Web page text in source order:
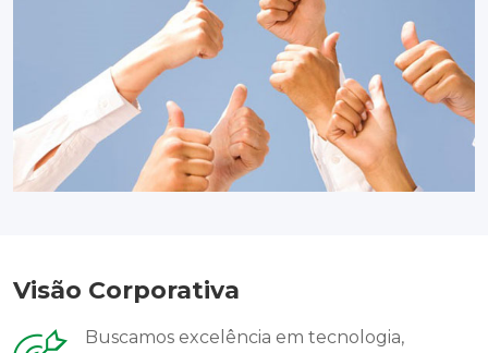
Visão Corporativa
Buscamos excelência em tecnologia,